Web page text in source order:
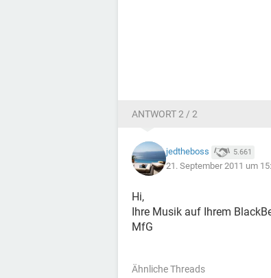
ANTWORT 2 / 2
jedtheboss 5.661
21. September 2011 um
Hi,
Ihre Musik auf Ihrem
MfG
Ähnliche Threads